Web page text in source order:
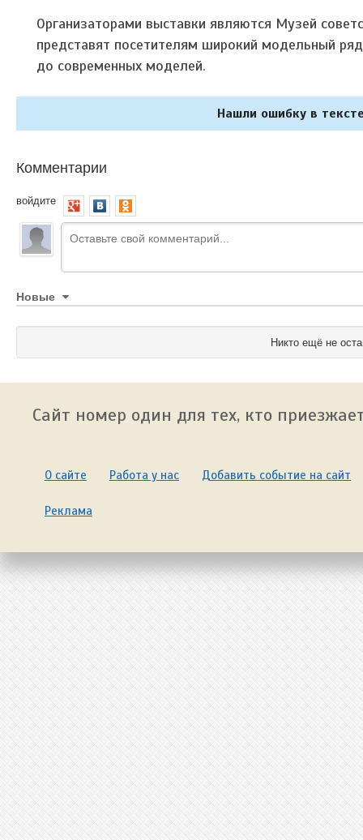
Организаторами выставки являются Музей
представят посетителям широкий модельный
до современных моделей.
Нашли ошибку в
Комментарии
войдите
Новые
Никто ещё не
Сайт номер один для тех, кто
О сайте Работа у нас Добавить событие на сайт
Реклама